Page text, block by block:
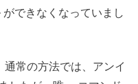
できなくなっていまし
常の方法では、アンイ